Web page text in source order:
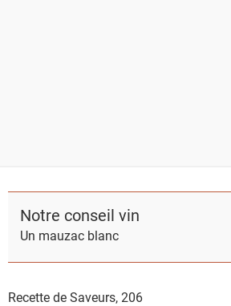
Notre conseil vin
Un mauzac blanc
Recette de Saveurs,206